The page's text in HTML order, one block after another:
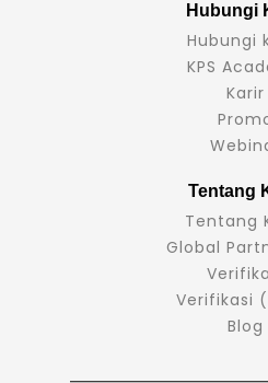
Hubungi
Hubungi
KPS
Karir
Tentang
Tentang
Global
Verifikasi
Blog